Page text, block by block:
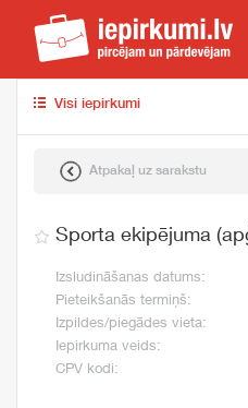
Visi iepirkumi
Atpakaļ uz sarakstu
Sporta ekipējuma
Izsludināšanas datums:
Pieteikšanās termiņš:
Izpildes/piegādes vieta:
Iepirkuma veids:
CPV kodi: